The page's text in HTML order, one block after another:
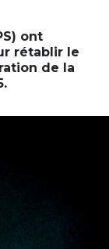
ont
rétablir le
de la